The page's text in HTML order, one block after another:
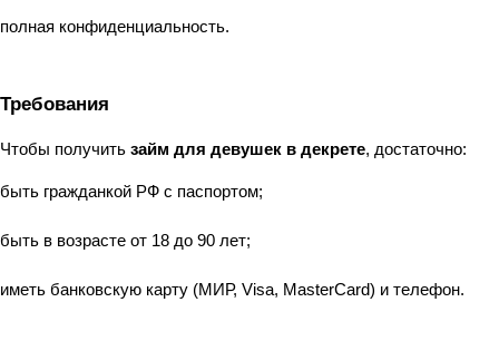
полная конфиденциальность.
Требования
Чтобы получить займ для девушек в декрете, достаточно:
быть гражданкой РФ с паспортом;
быть в возрасте от 18 до 90 лет;
иметь банковскую карту (МИР, Visa, MasterCard) и телефон.